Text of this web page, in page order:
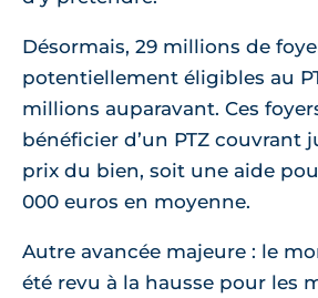
Désormais, 29 millions de
potentiellement éligibles au
millions auparavant. Ces
bénéficier d’un PTZ couvrant
prix du bien, soit une aide
000 euros en moyenne.
Autre avancée majeure : le
été revu à la hausse pour les